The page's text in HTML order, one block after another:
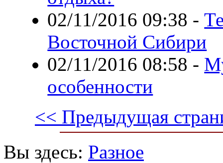
02/11/2016 09:38 -
Восточной Сибири
02/11/2016 08:58 -
особенности
<< Предыдущая
Вы здесь: Разное